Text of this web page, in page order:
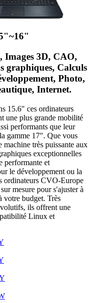
Images 3D, CAO,
graphiques, Calculs
Photo,
Internet.
15.6" ces ordinateurs
une plus grande mobilité
performants que leur
gamme 17". Que vous
machine très puissante aux
exceptionnelles
performante et
le développement ou la
ordinateurs CVO-Europe
mesure pour s'ajuster à
votre budget. Très
ils offrent une
Linux et